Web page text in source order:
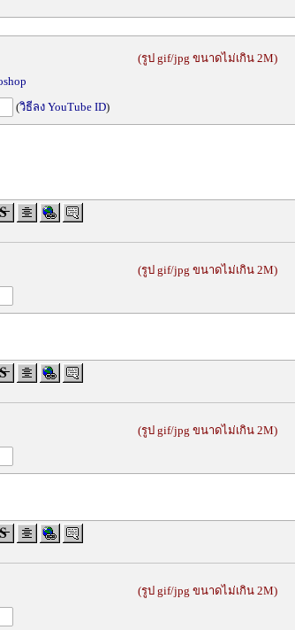
(รูป gif/jpg ขนาดไม่เกิน 2M)
(วิธีลง YouTube ID)
(รูป gif/jpg ขนาดไม่เกิน 2M)
(รูป gif/jpg ขนาดไม่เกิน 2M)
(รูป gif/jpg ขนาดไม่เกิน 2M)